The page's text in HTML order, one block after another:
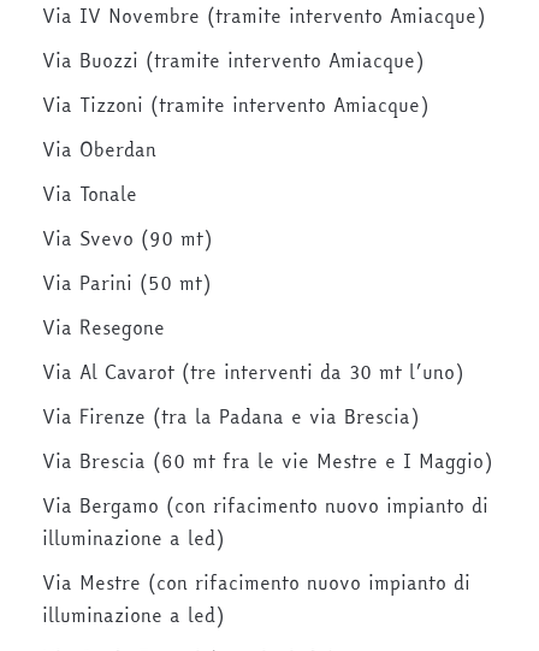
Via IV Novembre (tramite intervento Amiacque)
Via Buozzi (tramite intervento Amiacque)
Via Tizzoni (tramite intervento Amiacque)
Via Oberdan
Via Tonale
Via Svevo (90 mt)
Via Parini (50 mt)
Via Resegone
Via Al Cavarot (tre interventi da 30 mt l’uno)
Via Firenze (tra la Padana e via Brescia)
Via Brescia (60 mt fra le vie Mestre e I Maggio)
Via Bergamo (con rifacimento nuovo impianto di
illuminazione a led)
Via Mestre (con rifacimento nuovo impianto di
illuminazione a led)